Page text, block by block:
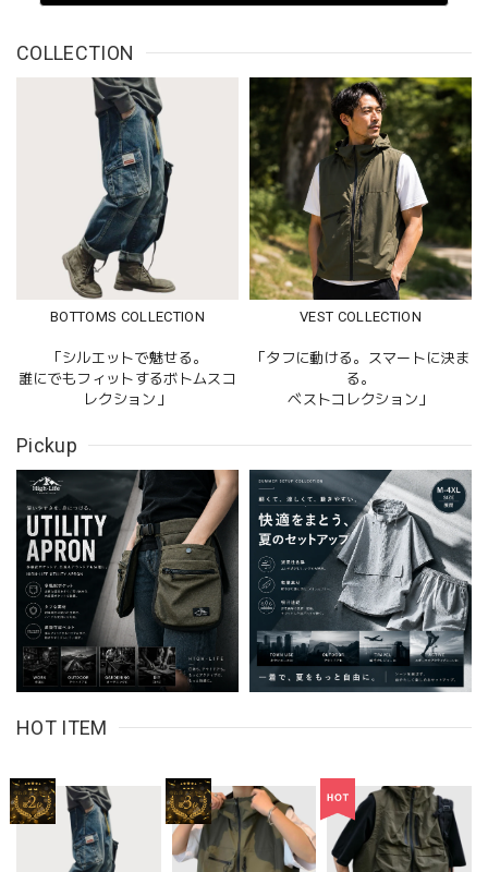
COLLECTION
BOTTOMS COLLECTION
「シルエットで魅せる。
誰にでもフィットするボトムスコ
レクション」
VEST COLLECTION
「タフに動ける。スマートに決ま
る。
ベストコレクション」
Pickup
HOT ITEM